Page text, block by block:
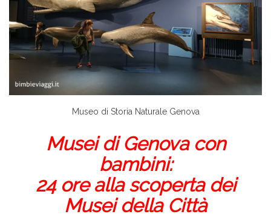
Museo di Storia Naturale Genova
Musei di Genova con
bambini:
24 ore alla scoperta dei
Musei della Città